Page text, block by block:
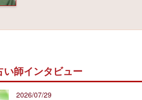
い師インタビュー
2026/07/29